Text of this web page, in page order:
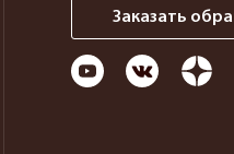
Заказать